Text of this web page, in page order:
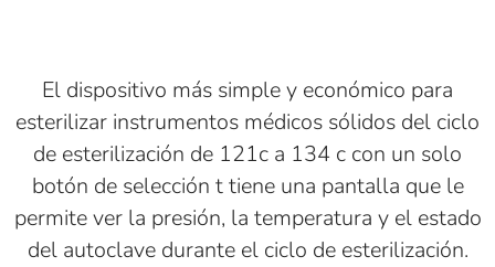
El dispositivo más simple y económico para
esterilizar instrumentos médicos sólidos del ciclo
de esterilización de 121c a 134 c con un solo
botón de selección t tiene una pantalla que le
permite ver la presión, la temperatura y el estado
del autoclave durante el ciclo de esterilización.